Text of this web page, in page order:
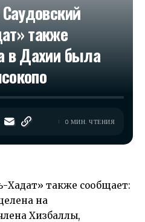
также
в Дахии была
0 МИН. ЧТЕНИЯ
Хадат» также сообщает:
на
Хизбаллы,